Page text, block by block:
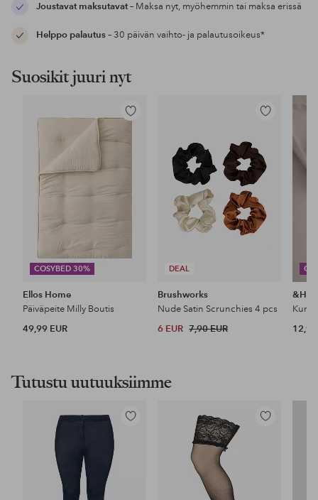
Joustavat maksutavat– Maksa nyt, myöhemmin tai maksa erissä
Helppo palautus– 30 päivän vaihto- ja palautusoikeus*
Suosikit juuri nyt
COSYBED 30%
Lisää
Ellos Home
Päiväpeite Milly Boutis
49,99 EUR
DEAL
Lisää
Brushworks
Nude Satin Scrunchies 4 pcs
6 EUR 7,90 EUR 12,99
Tutustu uutuuksiimme
Lisää
Lisää